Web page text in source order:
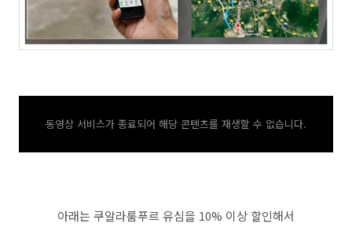
동영상 서비스가 종료되어 해당 콘텐츠를 재생할 수 없습니다.
아래는 쿠알라룸푸르 유심을 10% 이상 할인해서